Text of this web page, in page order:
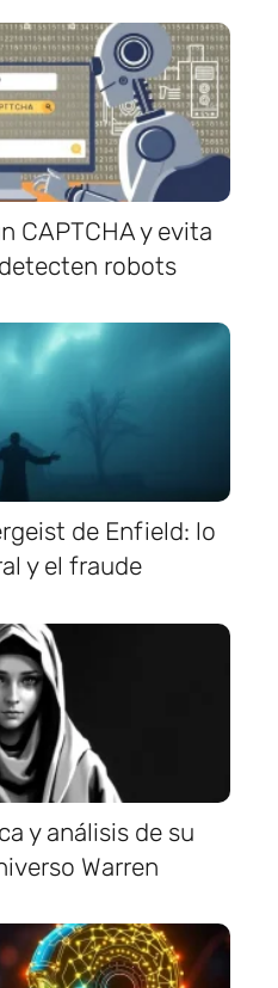
CAPTCHA y evita
robots
de Enfield: lo
y el fraude
y análisis de su
Warren